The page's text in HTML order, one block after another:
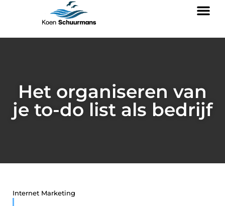
Het organiseren van
je to-do list als bedrijf
Internet Marketing